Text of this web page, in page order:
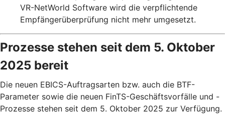
VR-NetWorld Software wird die verpflichtende
Empfängerüberprüfung nicht mehr umgesetzt.
Prozesse stehen seit dem 5. Oktober
2025 bereit
Die neuen EBICS-Auftragsarten bzw. auch die BTF-
Parameter sowie die neuen FinTS-Geschäftsvorfälle und -
Prozesse stehen seit dem 5. Oktober 2025 zur Verfügung.